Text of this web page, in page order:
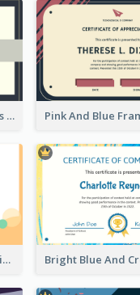
Green And Grey Triangles With Badge Certificate
Cute Dotty Certificate Design Template Idea